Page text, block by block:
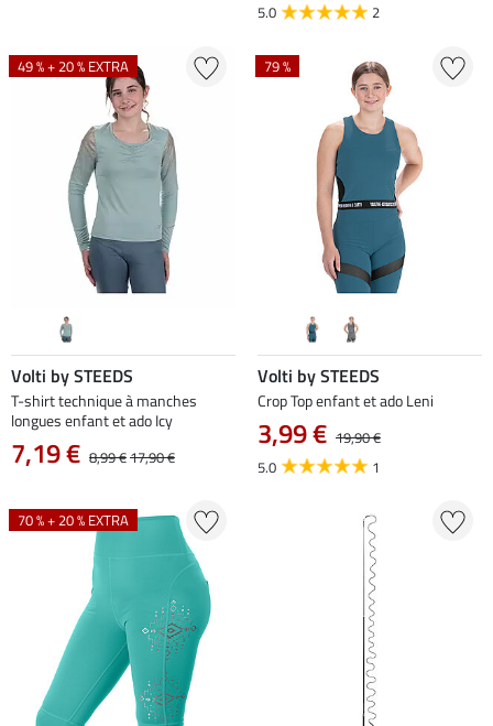
5.0 2
49 % + 20 % EXTRA
Volti by STEEDS
T-shirt technique à manches
longues enfant et ado Icy
7,19 € 8,99 €17,90 €
79 %
Volti by STEEDS
Crop Top enfant et ado Leni
3,99 € 19,90 €
5.0
1
70 % + 20 % EXTRA